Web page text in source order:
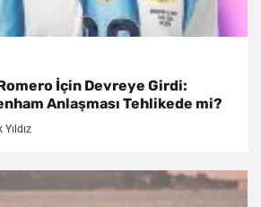
İçin Devreye Girdi:
Anlaşması Tehlikede mi?
Yıldız